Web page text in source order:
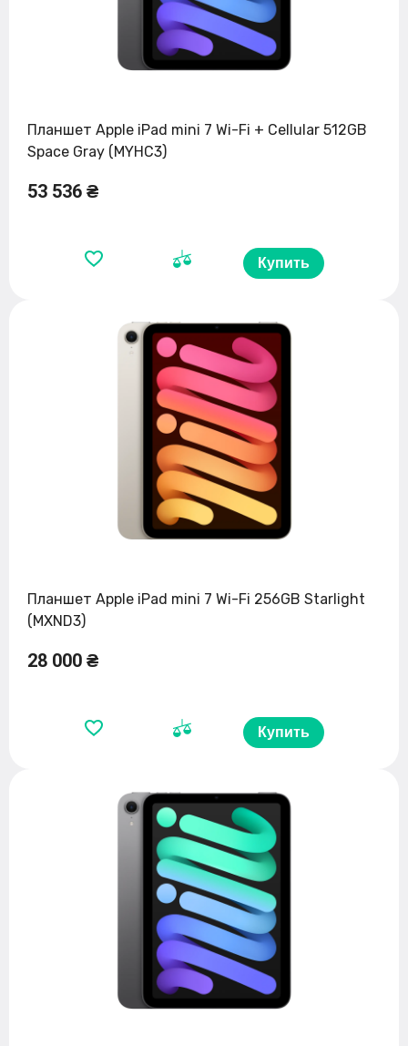
Планшет Apple iPad mini 7 Wi-Fi + Cellular 512GB
Space Gray (MYHC3)
53 536 ₴
Купить
Планшет Apple iPad mini 7 Wi-Fi 256GB Starlight
(MXND3)
28 000 ₴
Купить